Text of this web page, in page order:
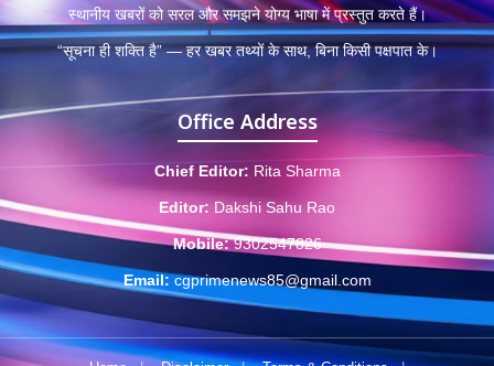
स्थानीय खबरों को सरल और समझने योग्य भाषा में प्रस्तुत करते हैं।
“सूचना ही शक्ति है” — हर खबर तथ्यों के साथ, बिना किसी पक्षपात के।
Office Address
Chief Editor: Rita Sharma
Editor: Dakshi Sahu Rao
Mobile: 9302547826
Email: cgprimenews85@gmail.com